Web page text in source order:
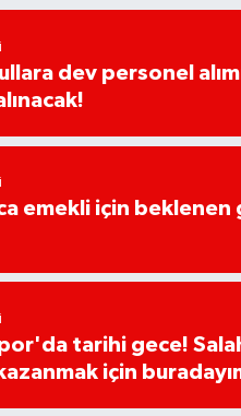
dev personel
emekli için beklenen
tarihi gece!
için